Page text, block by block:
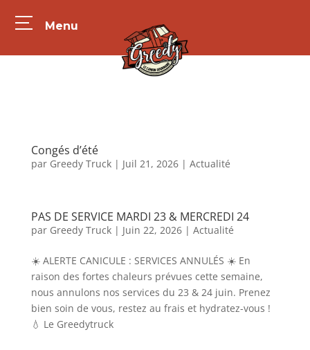
Congés d’été
par Greedy Truck| Juil 21, 2026| Actualité
PAS DE SERVICE MARDI 23 & MERCREDI 24
par Greedy Truck| Juin 22, 2026| Actualité
☀️ ALERTE CANICULE : SERVICES ANNULÉS ☀️ En
raison des fortes chaleurs prévues cette semaine,
nous annulons nos services du 23 & 24 juin. Prenez
bien soin de vous, restez au frais et hydratez-vous !
💧 Le Greedytruck
Menu